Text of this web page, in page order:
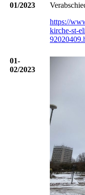
01/2023
https://
kirche-st-
01-
02/2023